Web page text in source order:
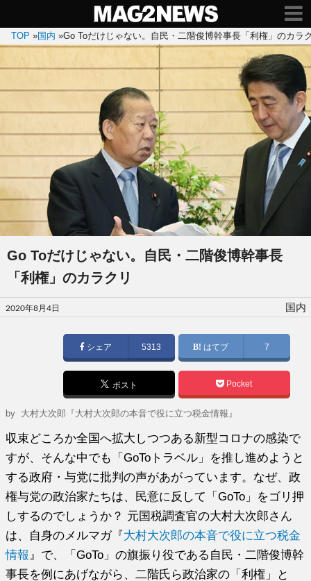
TOP »国内 »Go Toだけじゃない。自民・二階俊博幹事長「利権」のカラ
Go Toだけじゃない。自民・二階俊博幹事長
「利権」のカラクリ
投
稿
2020年8月4日 国内
シェア 5313 はてブ 7
ポスト Pocket
by 大村大次郎『大村大次郎の本音で役に立つ税金情報』
収束どころか全国へ拡大しつつある新型コロナの感染で
すが、そんな中でも「GoToトラベル」を推し進めようと
する政府・与党に批判の声があがっています。なぜ、政
権与党の政治家たちは、民意に反して「GoTo」をゴリ押
しするのでしょうか？ 元国税調査官の大村大次郎さん
は、自身のメルマガ『大村大次郎の本音で役に立つ税金
情報 』で、「GoTo」の旗振り役である自民・二階俊博幹
事長を例にあげながら、二階氏ら政治家の「利権」と